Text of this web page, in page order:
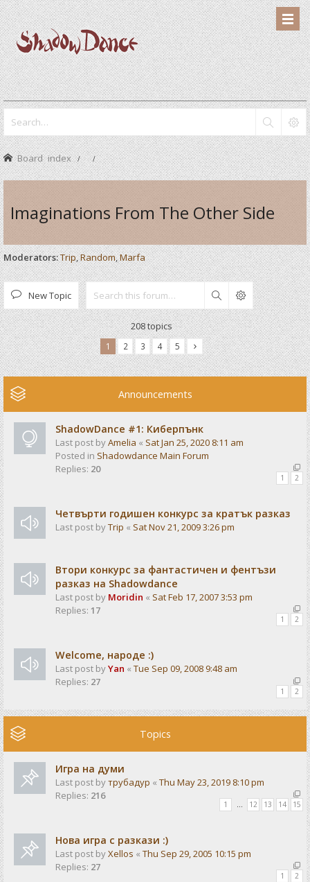
Board index
Imaginations From The Other Side
Moderators:Trip,Random,Marfa
New Topic Search
208 topics
1 2 3 4 5
Announcements
ShadowDance #1: Киберпънк
Last post byAmelia « Sat Jan 25, 2020 8:11 am
Posted in Shadowdance Main Forum
Replies: 20
1 2
Четвърти годишен конкурс за кратък разказ
Last post byTrip « Sat Nov 21, 2009 3:26 pm
Втори конкурс за фантастичен и фентъзи
разказ на Shadowdance
Last post by Moridin « Sat Feb 17, 2007 3:53 pm
Replies: 17
1 2
Welcome, народе :)
Last post byYan « Tue Sep 09, 2008 9:48 am
Replies: 27
1 2
Topics
Игра на думи
Last post byтрубадур « Thu May 23, 2019 8:10 pm
Replies: 216
1 … 12 13 14 15
Нова игра с разкази :)
Last post byXellos « Thu Sep 29, 2005 10:15 pm
Replies: 27
1 2